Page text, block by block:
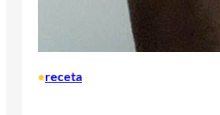
•receta